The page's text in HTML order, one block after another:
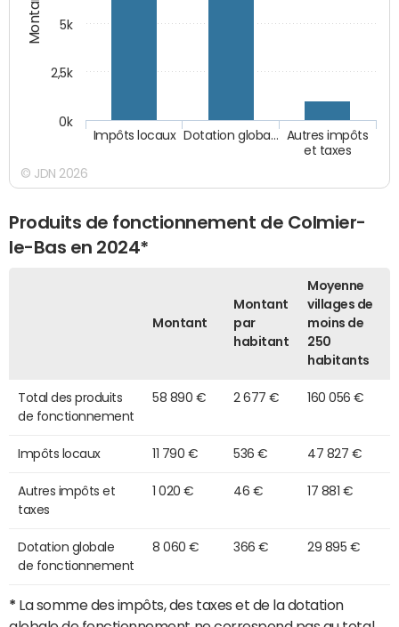
Autres impôts
et taxes
Dotation globa…
Impôts locaux
0k
2,5k
5k
© JDN 2026
Produits de fonctionnement de Colmier-
le-Bas en 2024*
Montant
Montant
par
habitant
Moyenne
villages de
moins de
250
habitants
Total des produits
de fonctionnement
58 890 € 2 677 € 160 056 €
Impôts locaux 11 790 € 536 € 47 827 €
Autres impôts et
taxes
1 020 € 46 € 17 881 €
Dotation globale
de fonctionnement
8 060 € 366 € 29 895 €
* La somme des impôts, des taxes et de la dotation